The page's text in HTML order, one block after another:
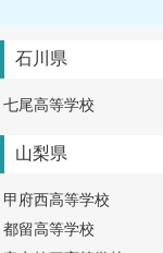
石川県
七尾高等学校
山梨県
甲府西高等学校
都留高等学校